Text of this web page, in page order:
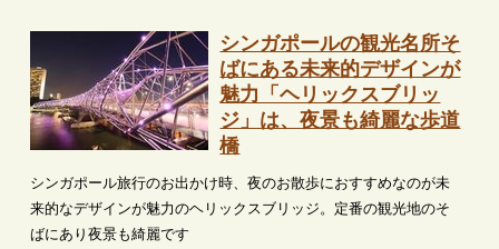
シンガポールの観光名所そ
ばにある未来的デザインが
魅力「ヘリックスブリッ
ジ」は、夜景も綺麗な歩道
橋
シンガポール旅行のお出かけ時、夜のお散歩におすすめなのが未
来的なデザインが魅力のヘリックスブリッジ。定番の観光地のそ
ばにあり夜景も綺麗です